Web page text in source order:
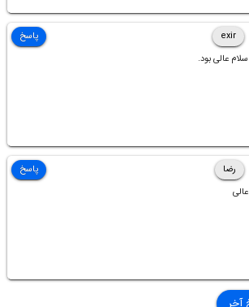
exir
سلام عالی بود.
پاسخ
رضا
عالی
پاسخ